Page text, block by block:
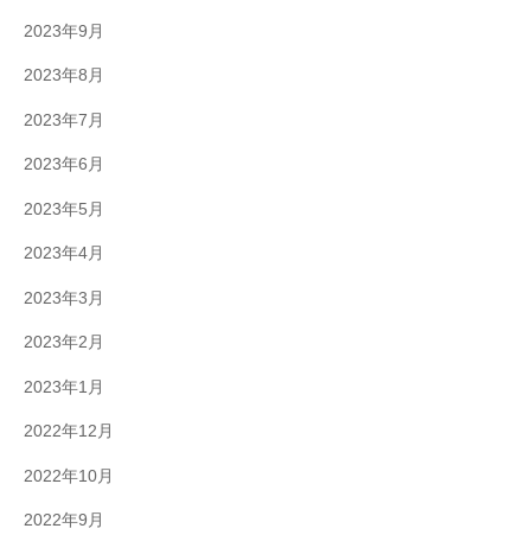
2023年9月
2023年8月
2023年7月
2023年6月
2023年5月
2023年4月
2023年3月
2023年2月
2023年1月
2022年12月
2022年10月
2022年9月